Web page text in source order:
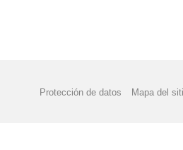
Protección de datos Mapa del